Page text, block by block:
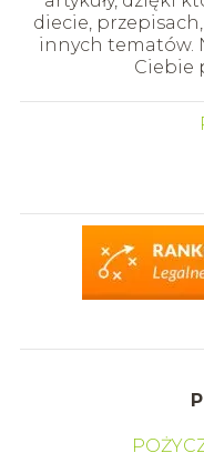
diecie,
innych tematów.
Ciebie